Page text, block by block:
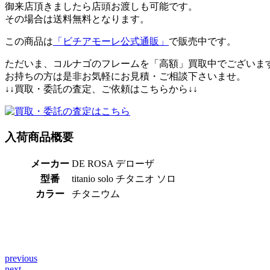
御来店頂きましたら店頭お渡しも可能です。
その場合は送料無料となります。
この商品は 「ビチアモーレ公式通販」 で販売中です。
ただいま、コルナゴのフレームを「高額」買取中でございま
お持ちの方は是非お気軽にお見積・ご相談下さいませ。
↓↓買取・委託の査定、ご依頼はこちらから↓↓
入荷商品概要
メーカー DE ROSA デローザ
型番
titanio solo チタニオ ソロ
カラー
チタニウム
投
previous